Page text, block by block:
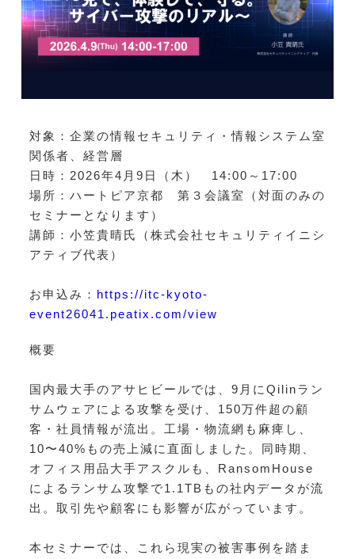
対象：企業の情報セキュリティ・情報システム室
関係者、経営層
日時：2026年4月9日（木） 14:00～17:00
場所：ハートピア京都 第３会議室（対面のみの
セミナーとなります）
講師：小笠貴晴氏（株式会社セキュリティイニシ
アティブ代表）
お申込み： https://itc-kyoto-
event26041.peatix.com/view
概要
国内最大手のアサヒビールでは、9月にQilinラン
サムウェアによる攻撃を受け、150万件超の顧
客・社員情報が流出。工場・物流網も麻痺し、
10〜40%もの売上減に直面しました。同時期、
オフィス用品大手アスクルも、RansomHouse
によるランサム攻撃で1.1TBもの社内データが流
出。取引先や顧客にも影響が広がっています。
本セミナーでは、これら現実の被害事例を踏ま